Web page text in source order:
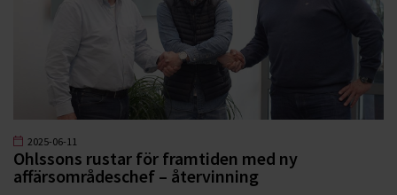
2025-06-11
Ohlssons rustar för framtiden med ny
affärsområdeschef – återvinning